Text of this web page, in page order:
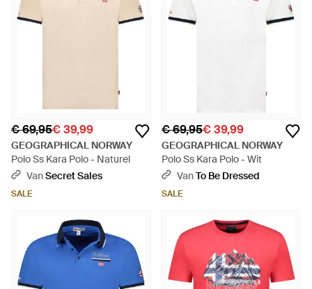
€ 69,95€ 39,99
GEOGRAPHICAL NORWAY
Polo Ss Kara Polo - Naturel
VanSecret Sales
SALE
€ 69,95€ 39,99
GEOGRAPHICAL NORWAY
Polo Ss Kara Polo - Wit
VanTo Be Dressed
SALE